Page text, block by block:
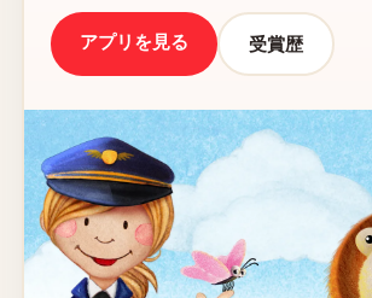
アプリを見る 受賞歴